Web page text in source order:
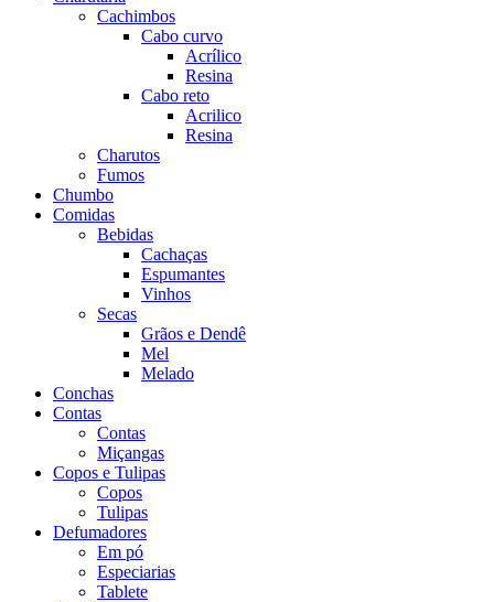
Cachimbos
Cabo curvo
Acrílico
Resina
Cabo reto
Acrilico
Resina
Charutos
Fumos
Chumbo
Comidas
Bebidas
Cachaças
Espumantes
Vinhos
Secas
Grãos e Dendê
Mel
Melado
Conchas
Contas
Contas
Miçangas
Copos e Tulipas
Copos
Tulipas
Defumadores
Em pó
Especiarias
Tablete